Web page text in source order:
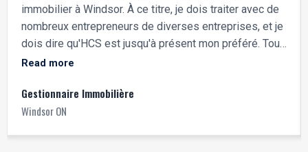
immobilier à Windsor. À ce titre, je dois traiter avec de
nombreux entrepreneurs de diverses entreprises, et je
dois dire qu'HCS est jusqu'à présent mon préféré. Tout
le monde est toujours très poli, le chargé de projet est
des attentes en restant jusqu'aux petites heures du
matin pour terminer un projet quand j'en ai besoin.
Read more
Gestionnaire Immobilière
Windsor ON